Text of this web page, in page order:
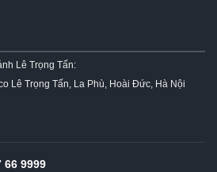
Lê Trọng Tấn:
Lê Trọng Tấn, La Phù, Hoài Đức, Hà Nội
66 9999